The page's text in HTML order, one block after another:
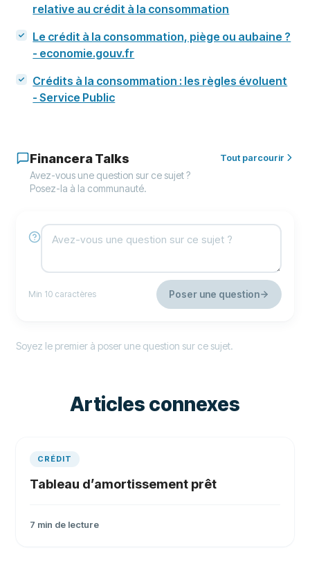
relative au crédit à la consommation
Le crédit à la consommation, piège ou aubaine ?
- economie.gouv.fr
Crédits à la consommation : les règles évoluent
- Service Public
Financera Talks
Avez-vous une question sur ce sujet ?
Posez-la à la communauté.
Tout parcourir
Min 10 caractères Poser une question
Soyez le premier à poser une question sur ce sujet.
Articles connexes
CRÉDIT
Tableau d’amortissement prêt
7 min de lecture